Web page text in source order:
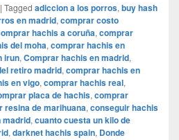
| Tagged adiccion a los porros, buy hash
en madrid, comprar costo
hachis a coruña, comprar
del moha, comprar hachis en
irun, Comprar hachis en madrid,
retiro madrid, comprar hachis en
en vigo, comprar hachis real,
placa de hachis, comprar
resina de marihuana, conseguir hachis
madrid, cuanto cuesta un kilo de
, darknet hachis spain, Donde